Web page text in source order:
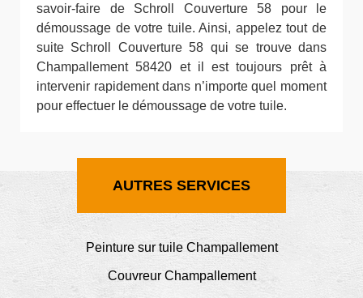
savoir-faire de Schroll Couverture 58 pour le
démoussage de votre tuile. Ainsi, appelez tout de
suite Schroll Couverture 58 qui se trouve dans
Champallement 58420 et il est toujours prêt à
intervenir rapidement dans n’importe quel moment
pour effectuer le démoussage de votre tuile.
AUTRES SERVICES
Peinture sur tuile Champallement
Couvreur Champallement